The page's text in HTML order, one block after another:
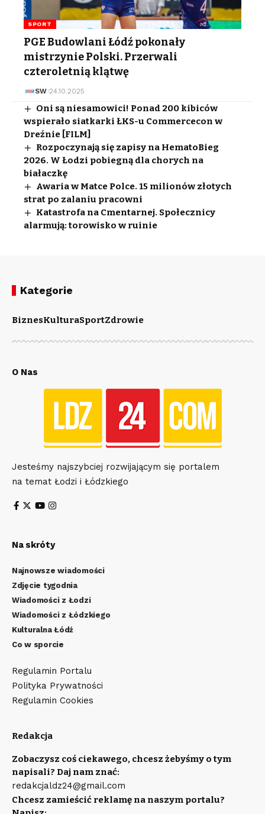
SPORT
PGE Budowlani Łódź pokonały
mistrzynie Polski. Przerwali
czteroletnią klątwę
SW 24.10.2025
Oni są niesamowici! Ponad 200 kibiców
wspierało siatkarki ŁKS-u Commercecon w
Dreźnie [FILM]
Rozpoczynają się zapisy na HematoBieg
2026. W Łodzi pobiegną dla chorych na
białaczkę
Awaria w Matce Polce. 15 milionów złotych
strat po zalaniu pracowni
Katastrofa na Cmentarnej. Społecznicy
alarmują: torowisko w ruinie
Kategorie
BiznesKulturaSportZdrowie
O Nas
Jesteśmy najszybciej rozwijającym się portalem
na temat Łodzi i Łódzkiego
Na skróty
Najnowsze wiadomości
Zdjęcie tygodnia
Wiadomości z Łodzi
Wiadomości z Łódzkiego
Kulturalna Łódź
Co w sporcie
Regulamin Portalu
Polityka Prywatności
Regulamin Cookies
Redakcja
Zobaczysz coś ciekawego, chcesz żebyśmy o tym
napisali? Daj nam znać:
redakcjaldz24@gmail.com
Chcesz zamieścić reklamę na naszym portalu?